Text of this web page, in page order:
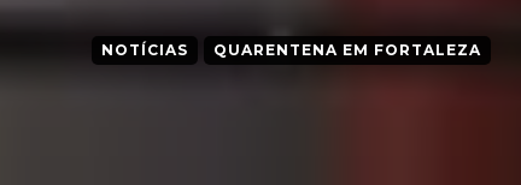
NOTÍCIAS QUARENTENA EM FORTALEZA